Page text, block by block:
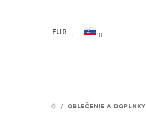
EUR
DOMOV
/ OBLEČENIE A DOPLNKY